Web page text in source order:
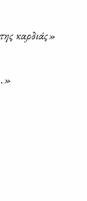
καρδιάς»